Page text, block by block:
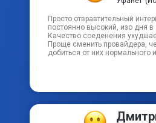
Просто отвравтительный
постоянно высокий, изо дня
Качество соеденения
Проще сменить провайдера,
добиться от них нормального